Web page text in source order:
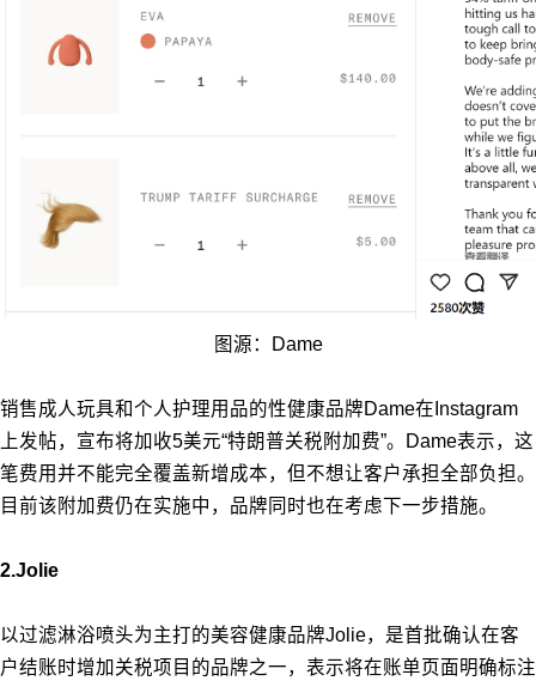
图源：Dame
销售成人玩具和个人护理用品的性健康品牌Dame在Instagram
上发帖，宣布将加收5美元“特朗普关税附加费”。Dame表示，这
笔费用并不能完全覆盖新增成本，但不想让客户承担全部负担。
目前该附加费仍在实施中，品牌同时也在考虑下一步措施。
2.Jolie
以过滤淋浴喷头为主打的美容健康品牌Jolie，是首批确认在客
户结账时增加关税项目的品牌之一，表示将在账单页面明确标注